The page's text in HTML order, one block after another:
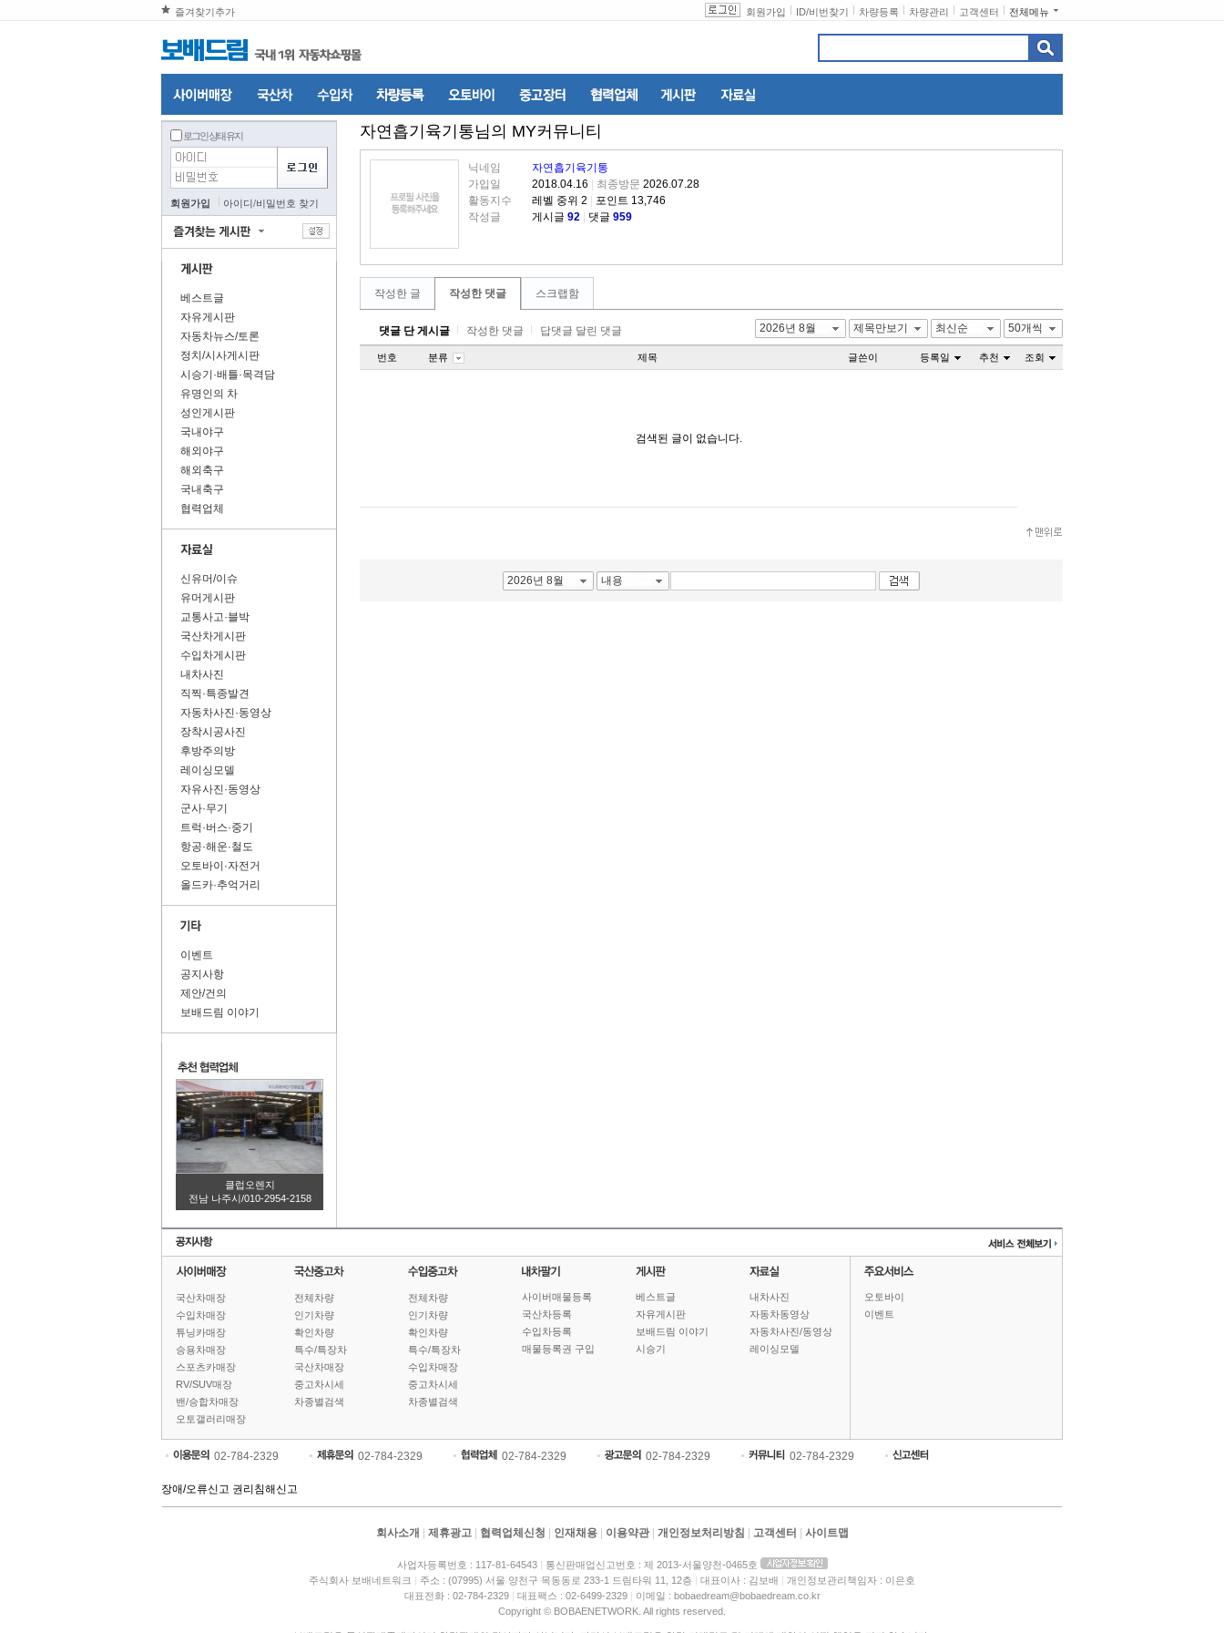
즐겨찾기추가 전체메뉴
고객센터
차량관리
차량등록
ID/비번찾기
회원가입
로그인 상태 유지
회원가입 아이디/비밀번호 찾기
베스트글
자유게시판
자동차뉴스/토론
정치/시사게시판
시승기·배틀·목격담
유명인의 차
성인게시판
국내야구
해외야구
해외축구
국내축구
협력업체
신유머/이슈
유머게시판
교통사고·블박
국산차게시판
수입차게시판
내차사진
직찍·특종발견
자동차사진·동영상
장착시공사진
후방주의방
레이싱모델
자유사진·동영상
군사·무기
트럭·버스·중기
항공·해운·철도
오토바이·자전거
올드카·추억거리
이벤트
공지사항
제안/건의
보배드림 이야기
클럽오렌지
전남 나주시/010-2954-2158
자연흡기육기통님의 MY커뮤니티
닉네임
자연흡기육기통
가입일
2018.04.16 최종방문 2026.07.28
활동지수
레벨 중위 2
포인트 13,746
작성글
게시글 92 댓글 959
작성한 글 작성한 댓글 스크랩함
댓글 단 게시글 작성한 댓글 답댓글 달린 댓글 2026년 8월 제목만보기 최신순 50개씩
번호 분류 제목 글쓴이 등록일 추천 조회
검색된 글이 없습니다.
2026년 8월 내용
국산차매장
수입차매장
튜닝카매장
승용차매장
스포츠카매장
RV/SUV매장
밴/승합차매장
오토갤러리매장
전체차량
인기차량
확인차량
특수/특장차
국산차매장
중고차시세
차종별검색
전체차량
인기차량
확인차량
특수/특장차
수입차매장
중고차시세
차종별검색
사이버매물등록
국산차등록
수입차등록
매물등록권 구입
베스트글
자유게시판
보배드림 이야기
시승기
내차사진
자동차동영상
자동차사진/동영상
레이싱모델
오토바이
이벤트
02-784-2329 02-784-2329 02-784-2329 02-784-2329 02-784-2329
장애/오류신고 권리침해신고
회사소개 제휴광고 협력업체신청 인재채용 이용약관 개인정보처리방침 고객센터 사이트맵
사업자등록번호 : 117-81-64543 | 통신판매업신고번호 : 제 2013-서울양천-0465호
주식회사 보배네트워크 | 주소 : (07995) 서울 양천구 목동동로 233-1 드림타워 11, 12층 | 대표이사 : 김보배 | 개인정보관리책임자 : 이은호
대표전화 : 02-784-2329 | 대표팩스 : 02-6499-2329 | 이메일 : bobaedream@bobaedream.co.kr
Copyright © BOBAENETWORK. All rights reserved.